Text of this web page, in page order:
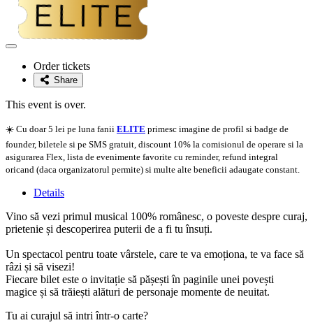
Adaugă
favoriteOrder tickets
Share
This event is over.
☀️ Cu doar 5 lei pe luna fanii ELITE primesc imagine de profil si badge de
founder, biletele si pe SMS gratuit, discount 10% la comisionul de operare si la
asigurarea Flex, lista de evenimente favorite cu reminder, refund integral
oricand (daca organizatorul permite) si multe alte beneficii adaugate constant.
Details
Vino să vezi primul musical 100% românesc, o poveste despre curaj,
prietenie și descoperirea puterii de a fi tu însuți.
Un spectacol pentru toate vârstele, care te va emoționa, te va face să
râzi și să visezi!
Fiecare bilet este o invitație să pășești în paginile unei povești
magice și să trăiești alături de personaje momente de neuitat.
Tu ai curajul să intri într-o carte?